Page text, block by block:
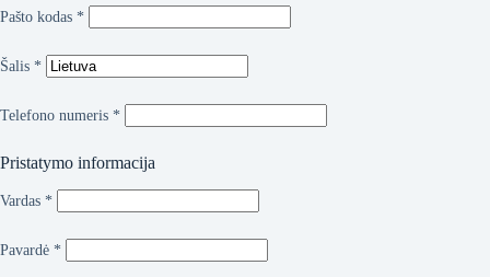
Pašto kodas *
Šalis *
Telefono numeris *
Pristatymo informacija
Vardas *
Pavardė *